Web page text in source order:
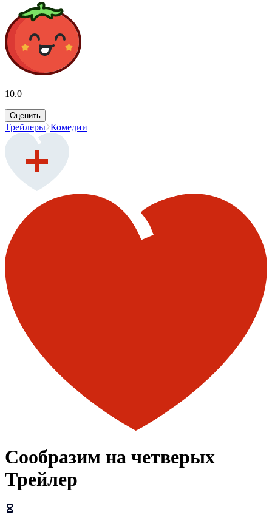
10.0
Оценить
Трейлеры Комедии
Сообразим на четверых
Трейлер